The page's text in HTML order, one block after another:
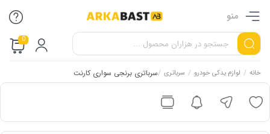
منو
0
خانه / لوازم یدکی خودرو / سرباتری /سرباتری برنجی سواری کارنت